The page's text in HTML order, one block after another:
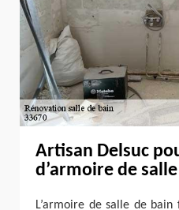
Artisan Delsuc
d’armoire de
L’armoire de salle de